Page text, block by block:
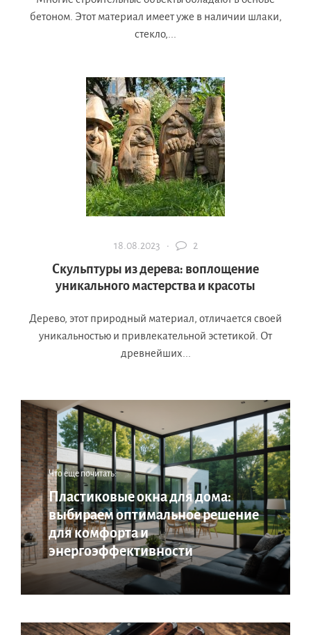
бетоном. Этот материал имеет уже в наличии шлаки,
стекло,...
18.08.2023 · 2
Скульптуры из дерева: воплощение
уникального мастерства и красоты
Дерево, этот природный материал, отличается своей
уникальностью и привлекательной эстетикой. От
древнейших...
Что еще почитать:
Пластиковые окна для дома:
выбираем оптимальное решение
для комфорта и
энергоэффективности